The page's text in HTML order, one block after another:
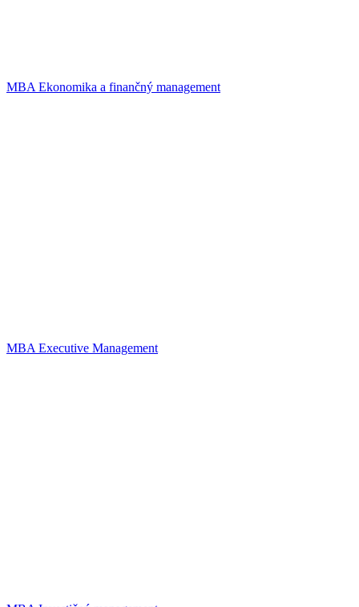
MBA Ekonomika a finančný management
MBA Executive Management